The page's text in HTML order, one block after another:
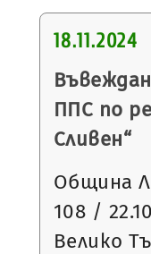
18.11.2024
ППС по
Сливен“
Община
108 /
Велико